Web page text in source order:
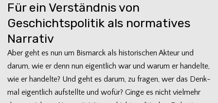
Für ein Verständnis von
Geschichtspolitik als normatives
Narrativ
Aber geht es nun um Bis­marck als his­to­ri­schen Akteur und
darum, wie er denn nun eigent­lich war und warum er han­delte,
wie er han­delte? Und geht es darum, zu fra­gen, wer das Denk­
mal eigent­lich auf­stellte und wofür? Ginge es nicht viel­mehr